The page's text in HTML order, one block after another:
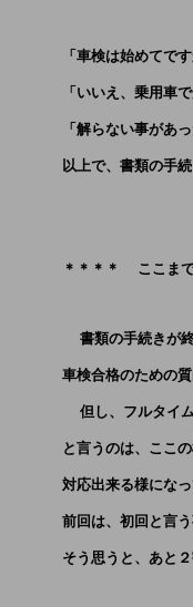
「車検は始めてです
「いいえ、乗用車で
「解らない事があっ
以上で、書類の手続
＊＊＊＊  ここま
書類の手続きが終
車検合格のための質
但し、フルタイム
と言うのは、ここの
対応出来る様にな
前回は、初回と言う
そう思うと、あと２